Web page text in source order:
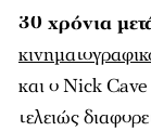
30 χρόνια
και οNickCave
τελειώς